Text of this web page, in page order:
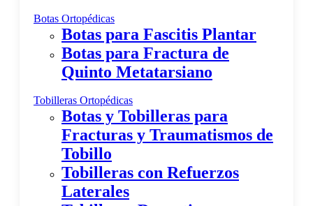
Botas Ortopédicas
Botas para Fascitis Plantar
Botas para Fractura de
Quinto Metatarsiano
Tobilleras Ortopédicas
Botas y Tobilleras para
Fracturas y Traumatismos de
Tobillo
Tobilleras con Refuerzos
Laterales